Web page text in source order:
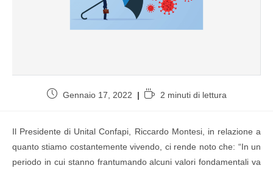
Gennaio 17, 2022 2 minuti di lettura
Il Presidente di Unital Confapi, Riccardo Montesi, in relazione a
quanto stiamo costantemente vivendo, ci rende noto che: “In un
periodo in cui stanno frantumando alcuni valori fondamentali va